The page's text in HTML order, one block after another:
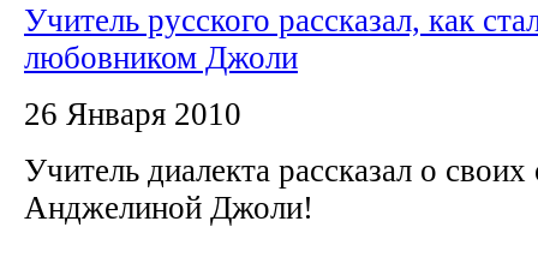
Учитель русского рассказал, как
любовником Джоли
26 Января 2010
Учитель диалекта рассказал о
Анджелиной Джоли!